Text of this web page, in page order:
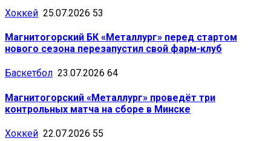
Хоккей 25.07.2026 53
Магнитогорский БК «Металлург» перед стартом
нового сезона перезапустил свой фарм-клуб
Баскетбол 23.07.2026 64
Магнитогорский «Металлург» проведёт три
контрольных матча на сборе в Минске
Хоккей 22.07.2026 55